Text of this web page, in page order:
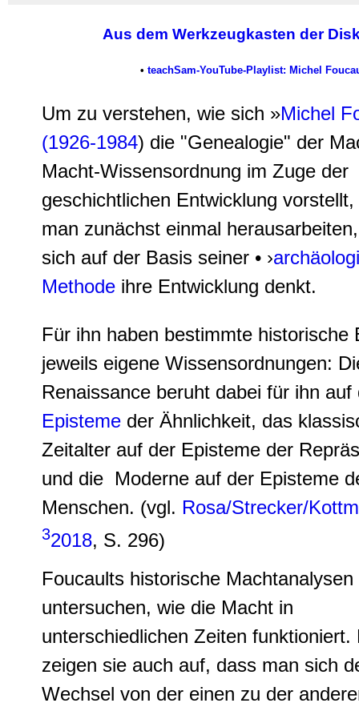
Aus dem Werkzeugkasten der
• teachSam-YouTube-Playlist: Michel
Um zu verstehen, wie sich »Michel
(1926-1984) die "Genealogie" der
Macht-Wissensordnung im Zuge der
geschichtlichen Entwicklung
man zunächst einmal
sich auf der Basis seiner • ›
Methode ihre Entwicklung denkt.
Für ihn haben bestimmte historische
jeweils eigene Wissensordnungen:
Renaissance beruht dabei für ihn auf
Episteme der Ähnlichkeit, das
Zeitalter auf der Episteme der
und die Moderne auf der Episteme
Menschen. (vgl. Rosa/Strecker/
32018, S. 296)
Foucaults historische Machtanalysen
untersuchen, wie die Macht in
unterschiedlichen Zeiten funktioniert.
zeigen sie auch auf, dass man sich
Wechsel von der einen zu der